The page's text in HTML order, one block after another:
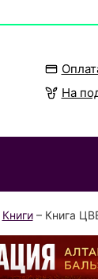
На
Книги– Книга